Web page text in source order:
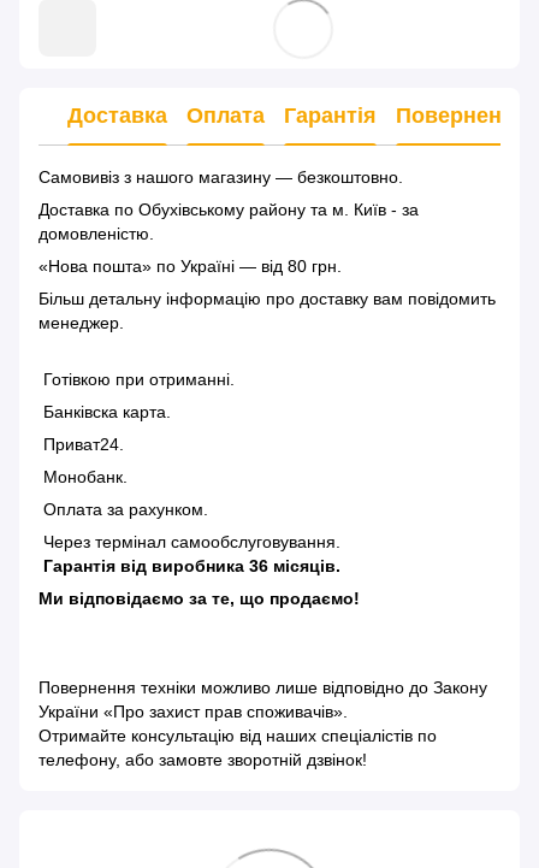
Доставка Оплата Гарантія Повернення
Самовивіз з нашого магазину — безкоштовно.
Доставка по Обухівському району та м. Київ - за
домовленістю.
«Нова пошта» по Україні — від 80 грн.
Більш детальну інформацію про доставку вам повідомить
менеджер.
Готівкою при отриманні.
Банківска карта.
Приват24.
Монобанк.
Оплата за рахунком.
Через термінал самообслуговування.
Гарантія від виробника 36 місяців.
Ми відповідаємо за те, що продаємо!
Повернення техніки можливо лише відповідно до Закону
України «Про захист прав споживачів»
Отримайте консультацію від наших спеціалістів по
телефону, або замовте зворотній дзвінок!